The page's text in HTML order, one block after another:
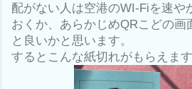
配がない人は空港のWI-Fiを速や
おくか、あらかじめQRこどの画
と良いかと思います。
するとこんな紙切れがもらえます